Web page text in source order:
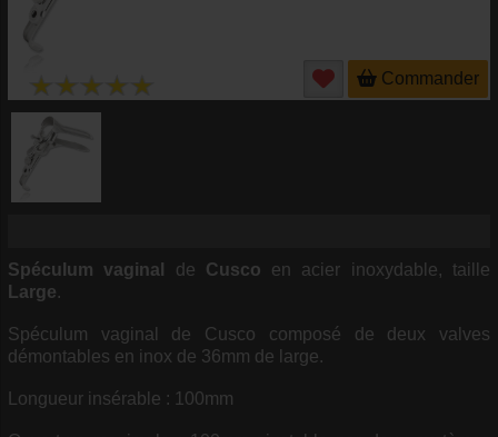
Commander
Spéculum vaginal de Cusco en acier inoxydable, taille
Large.
Spéculum vaginal de Cusco composé de deux valves
démontables en inox de 36mm de large.
Longueur insérable : 100mm